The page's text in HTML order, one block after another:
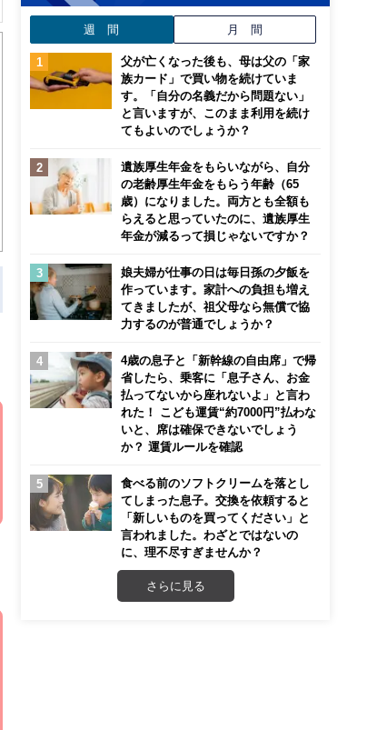
週 間 月 間
父が亡くなった後も、母は父の「家
族カード」で買い物を続けていま
す。「自分の名義だから問題ない」
と言いますが、このまま利用を続け
てもよいのでしょうか？
遺族厚生年金をもらいながら、自分
の老齢厚生年金をもらう年齢（65
歳）になりました。両方とも全額も
らえると思っていたのに、遺族厚生
年金が減るって損じゃないですか？
娘夫婦が仕事の日は毎日孫の夕飯を
作っています。家計への負担も増え
てきましたが、祖父母なら無償で協
力するのが普通でしょうか？
4歳の息子と「新幹線の自由席」で帰
省したら、乗客に「息子さん、お金
払ってないから座れないよ」と言わ
れた！ こども運賃“約7000円”払わな
いと、席は確保できないでしょう
か？ 運賃ルールを確認
食べる前のソフトクリームを落とし
てしまった息子。交換を依頼すると
「新しいものを買ってください」と
言われました。わざとではないの
に、理不尽すぎませんか？
さらに見る